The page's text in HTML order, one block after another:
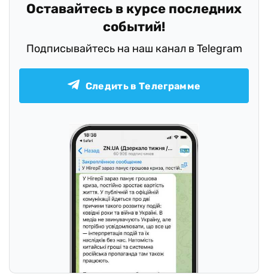
Оставайтесь в курсе последних
событий!
Подписывайтесь на наш канал в Telegram
Следить в Телеграмме